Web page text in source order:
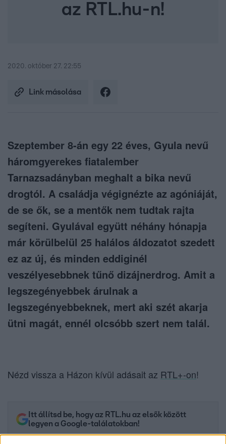
az RTL.hu-n!
2020. október 27. 22:55
Link másolása
Szeptember 8-án egy 22 éves, Gyula nevű
háromgyerekes fiatalember
Tarnazsadányban meghalt a bika nevű
drogtól. A családja végignézte az agóniáját,
de se ők, se a mentők nem tudtak rajta
segíteni. Gyulával együtt néhány hónapja
már körülbelül 25 halálos áldozatot szedett
ez az új, és minden eddiginél
veszélyesebbnek tűnő dizájnerdrog. Amit a
legszegényebbek árulnak a
legszegényebbeknek, mert aki szét akarja
ütni magát, ennél olcsóbb szert nem talál.
Nézd vissza a Házon kívül adásait az RTL+-on!
Itt állítsd be, hogy az RTL.hu az elsők között
legyen a Google-találatokban!